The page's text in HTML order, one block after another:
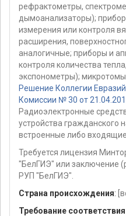
рефрактометры,
дымоанализаторы);
измерения или контроля
расширения,
аналогичные; приборы и
контроля количества
экспонометры);
Решение Коллегии
Комиссии № 30 от
Радиоэлектронные
устройства гражданского
встроенные либо входящие
Требуется лицензия
"БелГИЭ" или заключение
РУП "БелГИЭ".
Страна происхождения:
Требование